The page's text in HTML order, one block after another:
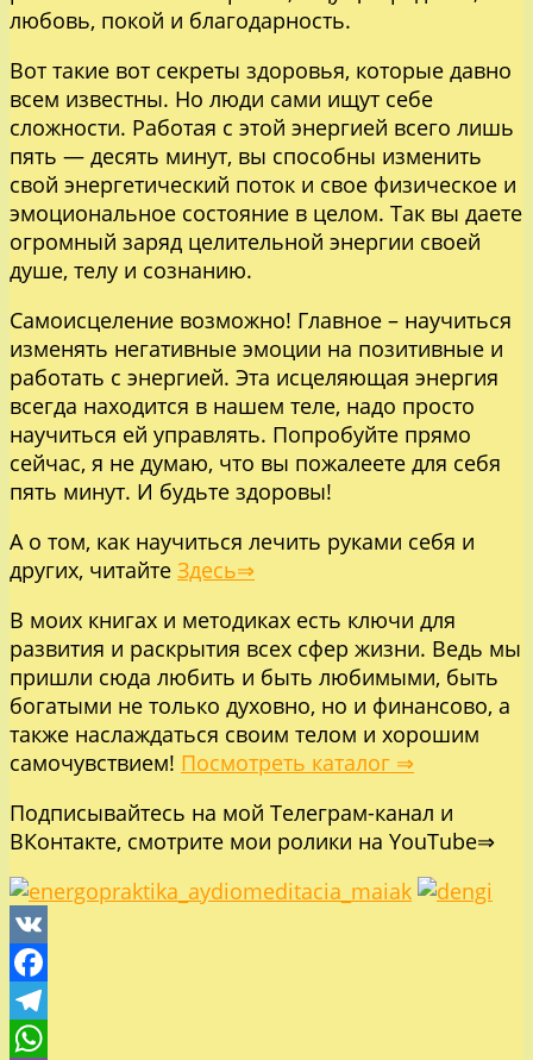
любовь, покой и благодарность.
Вот такие вот секреты здоровья, которые давно
всем известны. Но люди сами ищут себе
сложности. Работая с этой энергией всего лишь
пять — десять минут, вы способны изменить
свой энергетический поток и свое физическое и
эмоциональное состояние в целом. Так вы даете
огромный заряд целительной энергии своей
душе, телу и сознанию.
Самоисцеление возможно! Главное – научиться
изменять негативные эмоции на позитивные и
работать с энергией. Эта исцеляющая энергия
всегда находится в нашем теле, надо просто
научиться ей управлять. Попробуйте прямо
сейчас, я не думаю, что вы пожалеете для себя
пять минут. И будьте здоровы!
А о том, как научиться лечить руками себя и
других, читайте Здесь⇒
В моих книгах и методиках есть ключи для
развития и раскрытия всех сфер жизни. Ведь мы
пришли сюда любить и быть любимыми, быть
богатыми не только духовно, но и финансово, а
также наслаждаться своим телом и хорошим
самочувствием! Посмотреть каталог ⇒
Подписывайтесь на мой Телеграм-канал и
ВКонтакте, смотрите мои ролики на YouTube⇒
VK
Facebook
Telegram